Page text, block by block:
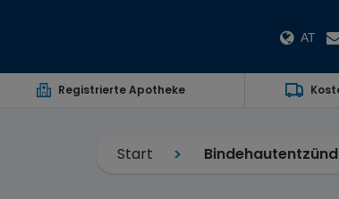
AT
Registrierte Apotheke
Start